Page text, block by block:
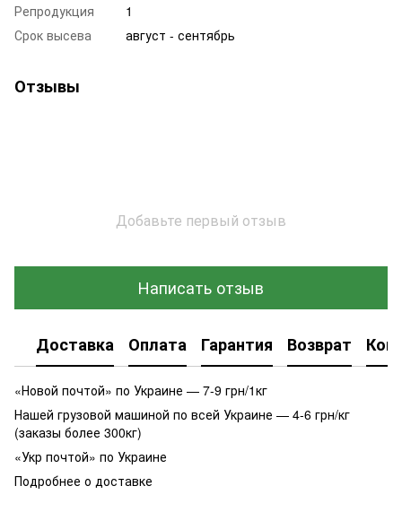
Репродукция
1
Срок высева
август - сентябрь
Отзывы
Добавьте первый отзыв
Написать отзыв
Доставка Оплата Гарантия Возврат
«Новой почтой» по Украине — 7-9 грн/1кг
Нашей грузовой машиной по всей Украине — 4-6 грн/кг
(заказы более 300кг)
«Укр почтой» по Украине
Подробнее о доставке